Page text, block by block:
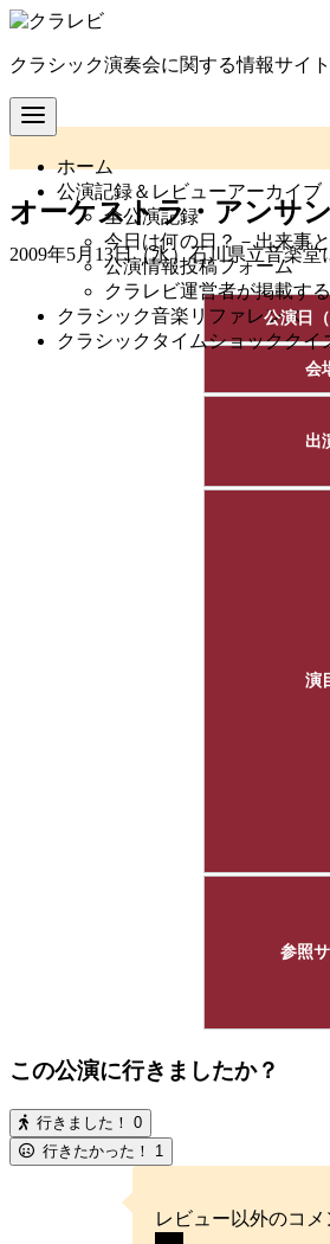
コ
テ
ン
ツ
移
クラシック演奏会に関する情報サイト
ホーム
公演記録＆レビューアーカイブ
全公演記録
今日は何の日？－出来事
公演情報投稿フォーム
クラレビ運営者が掲載す
クラシック音楽リファレンス
クラシックタイムショッククイ
オーケストラ・アンサ
2009年5月13日（水）石川県立音楽
公演日（
会
出
演
参照
この公演に行きましたか？
行きました！ 0
行きたかった！ 1
レビュー以外のコ